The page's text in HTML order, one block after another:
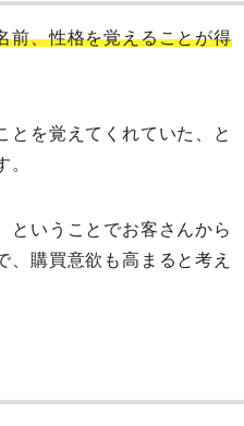
前、性格を覚えることが得
とを覚えてくれていた、と
。
ということでお客さんから
、購買意欲も高まると考え